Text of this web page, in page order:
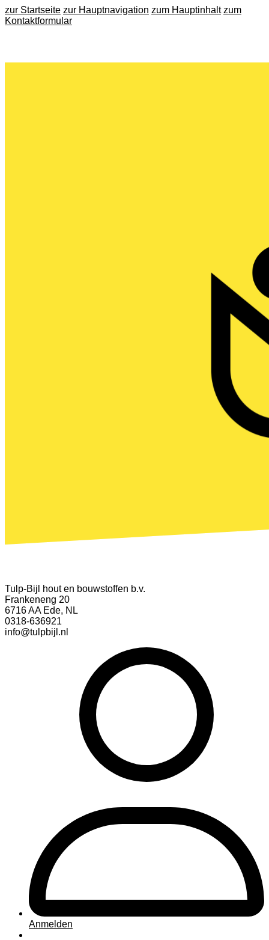
zur Startseite zur Hauptnavigation zum Hauptinhalt zum
Kontaktformular
Tulp-Bijl hout en bouwstoffen b.v.
Frankeneng 20
6716 AA Ede, NL
0318-636921
info@tulpbijl.nl
Anmelden